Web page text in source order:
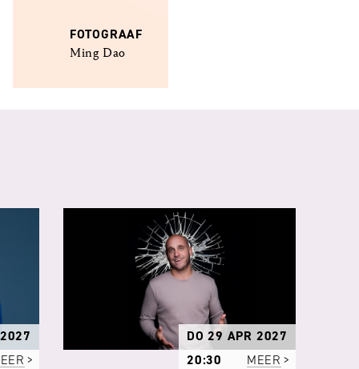
FOTOGRAAF
Ming Dao
DO 29 APR 2027
20:30
MEER